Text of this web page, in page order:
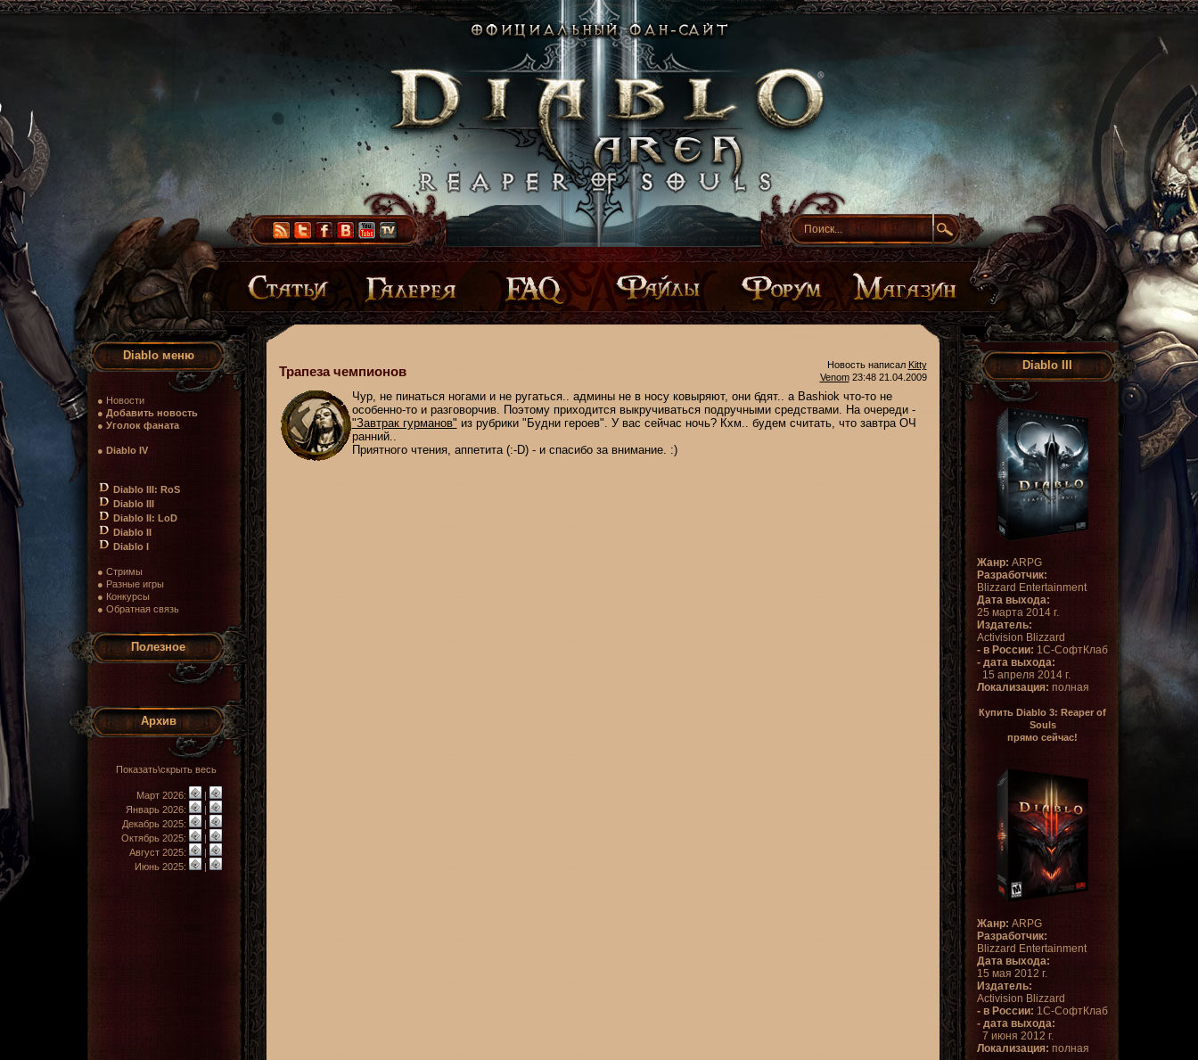
Diablo меню
● Новости
● Добавить новость
● Уголок фаната
● Diablo IV
Diablo III: RoS
Diablo III
Diablo II: LoD
Diablo II
Diablo I
● Стримы
● Разные игры
● Конкурсы
● Обратная связь
Полезное
Архив
Показать\скрыть весь
Март 2026:
|
Январь 2026:
|
Декабрь 2025:
|
Октябрь 2025:
|
Август 2025:
|
Июнь 2025:
|
Трапеза чемпионов Новость написал Kitty
Venom23:48 21.04.2009
Чур, не пинаться ногами и не ругаться.. админы не в носу ковыряют, они бдят.. а Bashiok что-то не
особенно-то и разговорчив. Поэтому приходится выкручиваться подручными средствами. На очереди -
"Завтрак гурманов" из рубрики "Будни героев". У вас сейчас ночь? Кхм.. будем считать, что завтра ОЧ
ранний..
Приятного чтения, аппетита (:-D) - и спасибо за внимание. :)
Diablo III
Жанр: ARPG
Разработчик:
Blizzard Entertainment
Дата выхода:
25 марта 2014 г.
Издатель:
Activision Blizzard
- в России: 1С-СофтКлаб
- дата выхода:
15 апреля 2014 г.
Локализация: полная
Купить Diablo 3: Reaper of
Souls
прямо сейчас!
Жанр: ARPG
Разработчик:
Blizzard Entertainment
Дата выхода:
15 мая 2012 г.
Издатель:
Activision Blizzard
- в России: 1С-СофтКлаб
- дата выхода:
7 июня 2012 г.
Локализация: полная